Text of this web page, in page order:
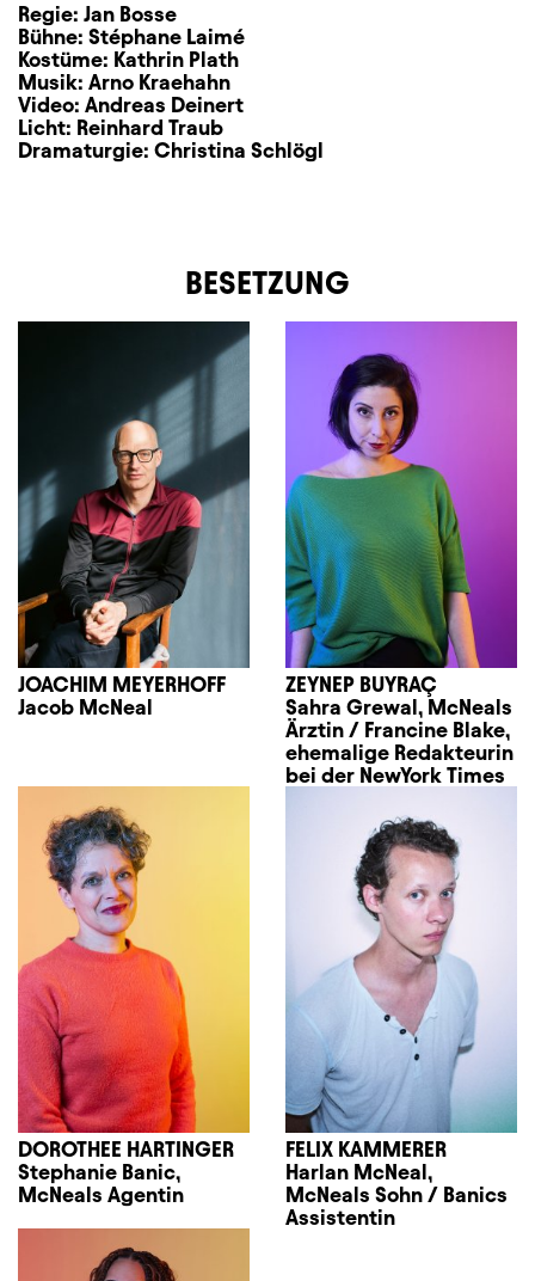
Regie: Jan Bosse
Bühne: Stéphane Laimé
Kostüme: Kathrin Plath
Musik: Arno Kraehahn
Video: Andreas Deinert
Licht: Reinhard Traub
Dramaturgie: Christina Schlögl
BESETZUNG
JOACHIM MEYERHOFF
Jacob McNeal
ZEYNEP BUYRAÇ
Sahra Grewal, McNeals
Ärztin / Francine Blake,
ehemalige Redakteurin
bei der NewYork Times
DOROTHEE HARTINGER
Stephanie Banic,
McNeals Agentin
FELIX KAMMERER
Harlan McNeal,
McNeals Sohn / Banics
Assistentin